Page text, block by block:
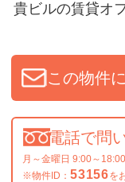
貴ビルの賃貸オ
この物件
電話で問
月～金曜日 9:00～18:00
※物件ID： 53156を